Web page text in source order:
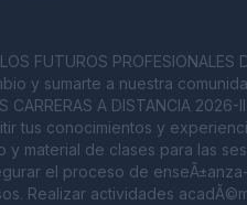
FUTUROS PROFESIONALES
y sumarte a nuestra
CARRERAS A DISTANCIA
tus conocimientos y
y material de clases para las
el proceso de
Realizar actividades